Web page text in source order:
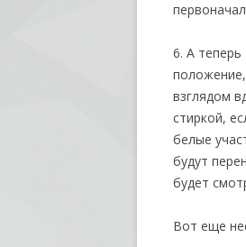
6. А теперь
взглядом
стиркой,
белые
будут
будет
Вот еще